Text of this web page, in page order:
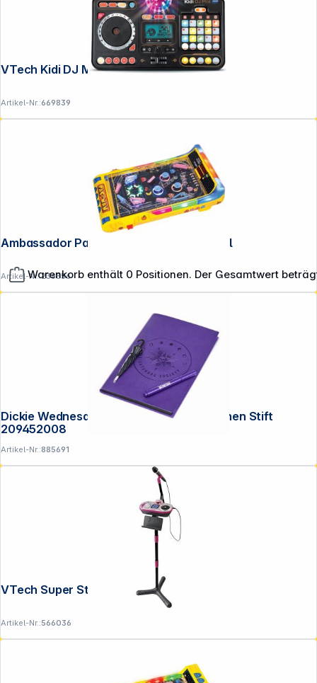
Warenkorb enthält 0 Positionen. Der Gesamtwert
VTech Kidi DJ Mix
Artikel-Nr.:669839
Ambassador Pac-Man Arcade Pro Pinball
Artikel-Nr.:236856
Dickie Wednesday Tagebuch mit magischen Stift
209452008
Artikel-Nr.:885691
VTech Super Star DJ Studio
Artikel-Nr.:566036
Lieferanten zzgl. 19% Mwst.
Alle Preise exkl. gesetzl. Mehrwertsteuer zzgl.
Versandkosten